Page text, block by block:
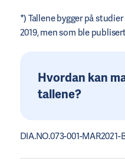
*) Tallene bygger på
2019, men som ble
Hvordan kan
tallene?
DIA.NO.073-001-MAR2021-